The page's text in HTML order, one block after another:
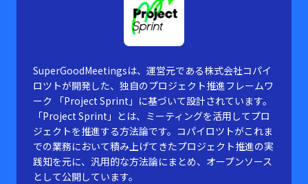
SuperGoodMeetingsは、運営元である株式会社コパイ
ロツトが開発した、独自のプロジェクト推進フレームワ
ーク 「Project Sprint」に基づいて設計されています。
「Project Sprint」とは、ミーティングを活用してプロ
ジェクトを推進する方法論です。コパイロツトがこれま
での業務において積み上げてきたプロジェクト推進の実
践知を元に、汎用的な方法論にまとめ、オープンソース
として公開しています。